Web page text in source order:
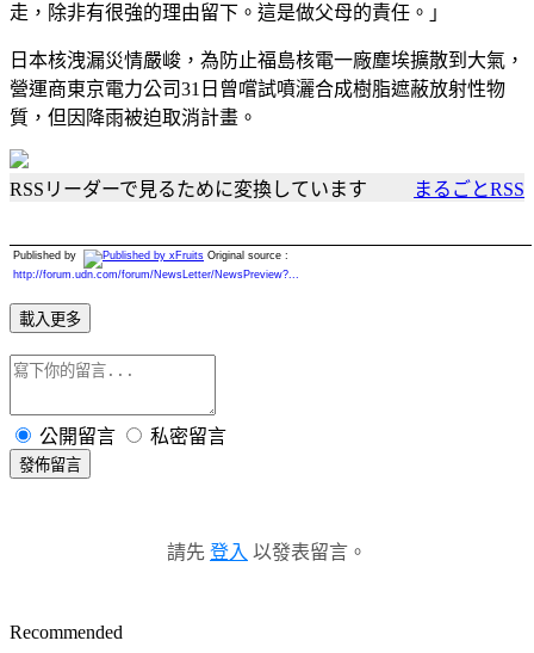
走，除非有很強的理由留下。這是做父母的責任。」
日本核洩漏災情嚴峻，為防止福島核電一廠塵埃擴散到大氣，
營運商東京電力公司31日曾嚐試噴灑合成樹脂遮蔽放射性物
質，但因降雨被迫取消計畫。
RSSリーダーで見るために変換しています まるごとRSS
Published by
Original source :
http://forum.udn.com/forum/NewsLetter/NewsPreview?...
載入更多
公開留言 私密留言
發佈留言
請先 登入 以發表留言。
Recommended